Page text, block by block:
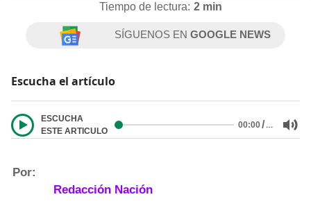
Tiempo de lectura: 2 min
SÍGUENOS ENGOOGLE NEWS
Escucha el artículo
ESCUCHA
ESTE ARTICULO
00:00/…
Por:
Redacción Nación